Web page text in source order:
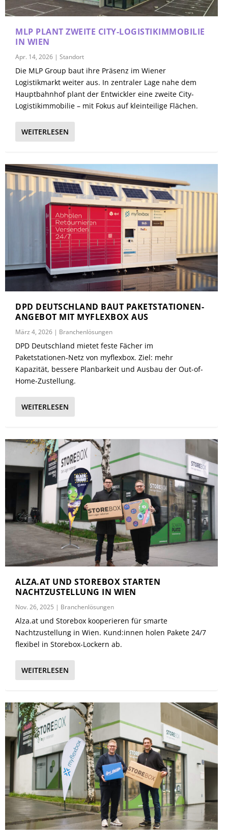
MLP PLANT ZWEITE CITY-LOGISTIKIMMOBILIE
IN WIEN
Apr. 14, 2026 |Standort
Die MLP Group baut ihre Präsenz im Wiener
Logistikmarkt weiter aus. In zentraler Lage nahe dem
Hauptbahnhof plant der Entwickler eine zweite City-
Logistikimmobilie – mit Fokus auf kleinteilige Flächen.
WEITERLESEN
DPD DEUTSCHLAND BAUT PAKETSTATIONEN-
ANGEBOT MIT MYFLEXBOX AUS
März 4, 2026 | Branchenlösungen
DPD Deutschland mietet feste Fächer im
Paketstationen-Netz von myflexbox. Ziel: mehr
Kapazität, bessere Planbarkeit und Ausbau der Out-of-
Home-Zustellung.
WEITERLESEN
ALZA.AT UND STOREBOX STARTEN
NACHTZUSTELLUNG IN WIEN
Nov. 26, 2025 | Branchenlösungen
Alza.at und Storebox kooperieren für smarte
Nachtzustellung in Wien. Kund:innen holen Pakete 24/7
flexibel in Storebox-Lockern ab.
WEITERLESEN